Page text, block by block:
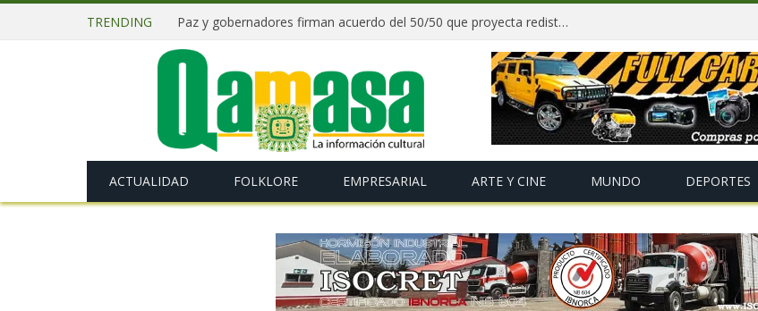
TRENDING Paz y gobernadores firman acuerdo del 50/50 que proyecta redistribuir recursos y tributos desde 2027
ACTUALIDAD FOLKLORE EMPRESARIAL ARTE Y CINE MUNDO DEPORTES